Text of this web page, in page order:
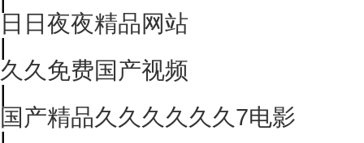
日日夜夜精品网站
|
久久免费国产视频
|
国产精品久久久久久久7电影